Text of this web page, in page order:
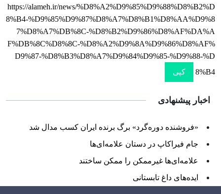
https://alameh.ir/news/%D8%A2%D9%85%D9%88%D8%B2%D
8%B4-%D9%85%D9%87%D8%A7%D8%B1%D8%AA%D9%8
7%D8%A7%DB%8C-%D8%B2%D9%86%D8%AF%DA%A
F%DB%8C%D8%8C-%D8%A2%D9%8A%D9%86%D8%AF%
D9%87-%D8%B3%D8%A7%D9%84%D9%85-%D9%88-%D
8%B4
کپی
اخبار پیشنهادی
«فروشنده دوره‌گرد» برگ برنده ایران کسب مدال شد
جام فیراکاپ در دستان علامه‌ای‌ها
علامه‌ای‌ها غیرممکن را ممکن ساختند
ایده‌های داغ تابستانی